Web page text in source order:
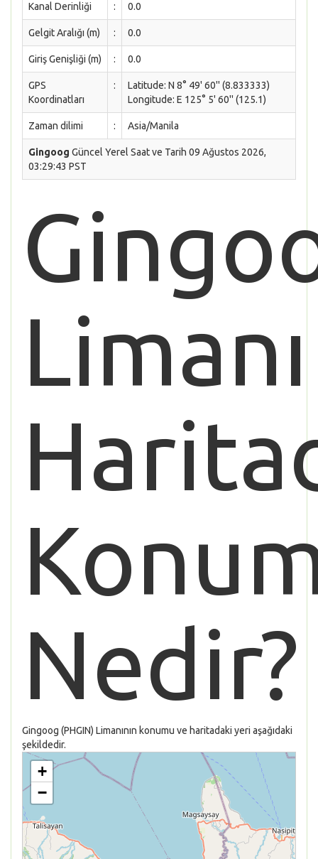
Kanal Derinliği : 0.0
Gelgit Aralığı (m) : 0.0
Giriş Genişliği (m) : 0.0
GPS
Koordinatları
:
Latitude: N 8° 49' 60'' (8.833333)
Longitude: E 125° 5' 60'' (125.1)
Zaman dilimi : Asia/Manila
Gingoog Güncel Yerel Saat ve Tarih 09 Ağustos 2026,
03:29:43 PST
Limanı
Nedir?
Gingoog (PHGIN) Limanının konumu ve haritadaki yeri aşağıdaki
şekildedir.
+
−